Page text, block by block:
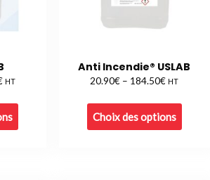
HT
Anti Incendie® USLAB
20.90€ – 184.50€ HT
Choix des options